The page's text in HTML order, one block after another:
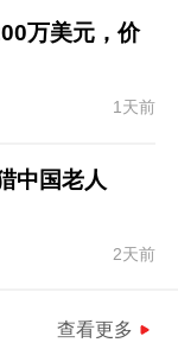
万美元，价
1天前
中国老人
2天前
查看更多